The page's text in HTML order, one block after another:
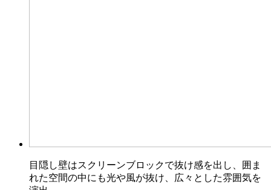
目隠し壁はスクリーンブロックで抜け感を出し、囲ま
れた空間の中にも光や風が抜け、広々とした雰囲気を